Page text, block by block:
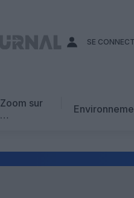
SE
Zoom sur
…